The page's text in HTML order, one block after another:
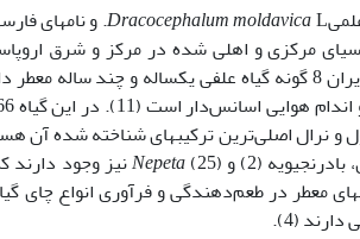
Dracocephalum moldavica
مرکزی و اهلی شده در مرکز و شرق اروپاست
(2) و
Nepeta(25) نیز وجود
(4).